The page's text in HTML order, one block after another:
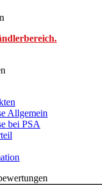
Allgemein
bei PSA